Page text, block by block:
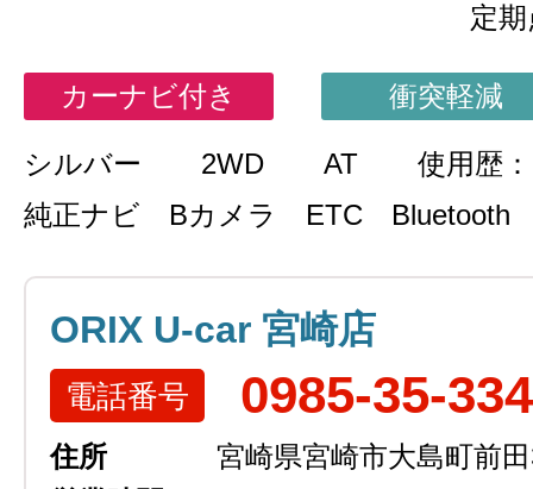
定
カーナビ付き 衝突軽減
シルバー 2WD AT
使用歴
純正ナビ Bカメラ ETC Bluetooth
ORIX U-car 宮崎店
電話番号 0985-35-
住所
宮崎県宮崎市大島町前